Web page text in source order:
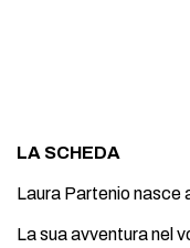
LA SCHEDA
Laura Partenio nasce
La sua avventura nel